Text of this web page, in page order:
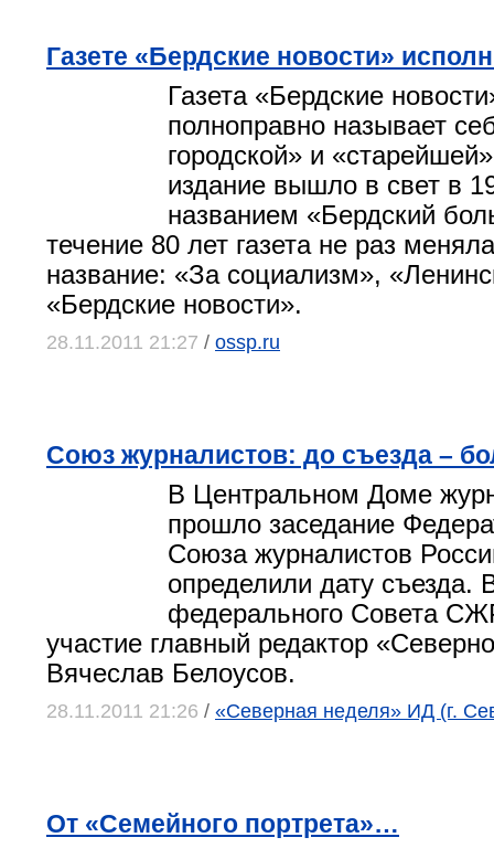
Газете «Бердские новости»
Газета «Бердские
полноправно называет
городской» и
издание вышло в свет в
названием «Бердский
течение 80 лет газета не раз
название: «За социализм»,
«Бердские новости».
28.11.2011 21:27 / ossp.ru
Союз журналистов: до съезда –
В Центральном Доме
прошло заседание
Союза журналистов
определили дату съезда.
федерального Совета
участие главный редактор
Вячеслав Белоусов.
28.11.2011 21:26 / «Северная неделя» ИД (г.
От «Семейного портрета»…